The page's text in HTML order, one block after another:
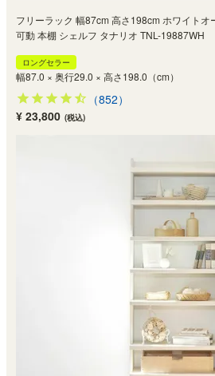
フリーラック 幅87cm 高さ198cm ホワイトオ
可動 本棚 シェルフ タナリオ TNL-19887WH
ロングセラー
幅87.0 × 奥行29.0 × 高さ198.0（cm）
（852）
¥ 23,800 (税込)